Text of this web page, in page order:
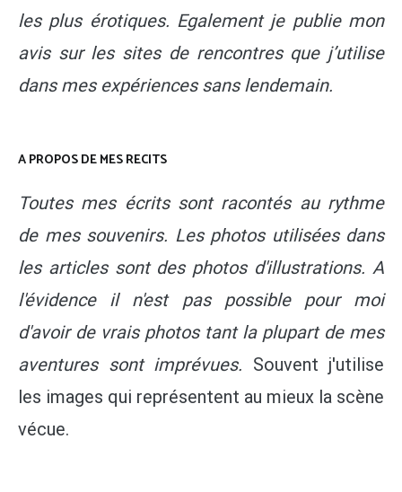
les plus érotiques. Egalement je publie mon
avis sur les sites de rencontres que j’utilise
dans mes expériences sans lendemain.
A PROPOS DE MES RECITS
Toutes mes écrits sont racontés au rythme
de mes souvenirs. Les photos utilisées dans
les articles sont des photos d'illustrations. A
l'évidence il n'est pas possible pour moi
d'avoir de vrais photos tant la plupart de mes
aventures sont imprévues. Souvent j'utilise
les images qui représentent au mieux la scène
vécue.